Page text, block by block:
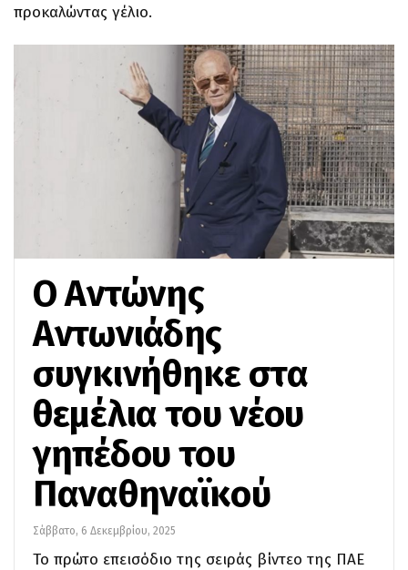
προκαλώντας γέλιο.
Ο Αντώνης
Αντωνιάδης
συγκινήθηκε στα
θεμέλια του νέου
γηπέδου του
Παναθηναϊκού
Σάββατο, 6 Δεκεμβρίου, 2025
Το πρώτο επεισόδιο της σειράς βίντεο της ΠΑΕ